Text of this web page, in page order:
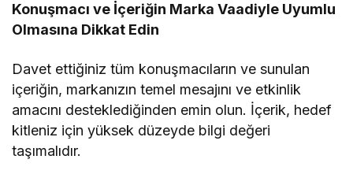
Konuşmacı ve İçeriğin Marka Vaadiyle Uyumlu
Olmasına Dikkat Edin
Davet ettiğiniz tüm konuşmacıların ve sunulan
içeriğin, markanızın temel mesajını ve etkinlik
amacını desteklediğinden emin olun. İçerik, hedef
kitleniz için yüksek düzeyde bilgi değeri
taşımalıdır.